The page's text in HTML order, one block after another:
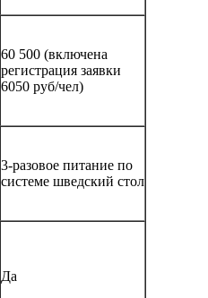
60 500 (включена
регистрация заявки
6050 руб/чел)
3-разовое питание по
системе шведский стол
Да